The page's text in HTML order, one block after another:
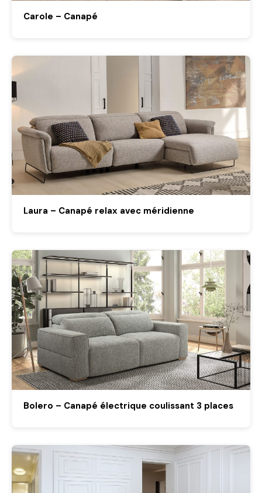
Carole – Canapé
Laura – Canapé relax avec méridienne
Bolero – Canapé électrique coulissant 3 places